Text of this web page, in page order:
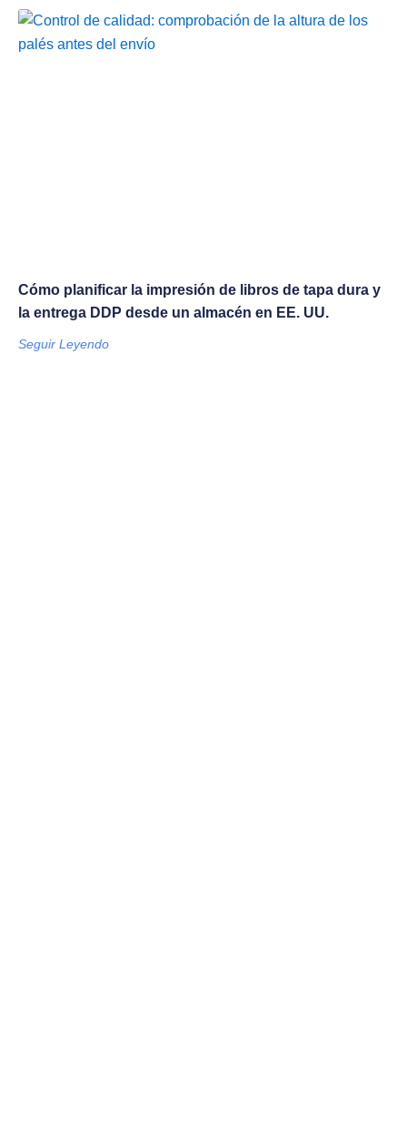
Cómo planificar la impresión de libros de tapa dura y
la entrega DDP desde un almacén en EE. UU.
Seguir Leyendo